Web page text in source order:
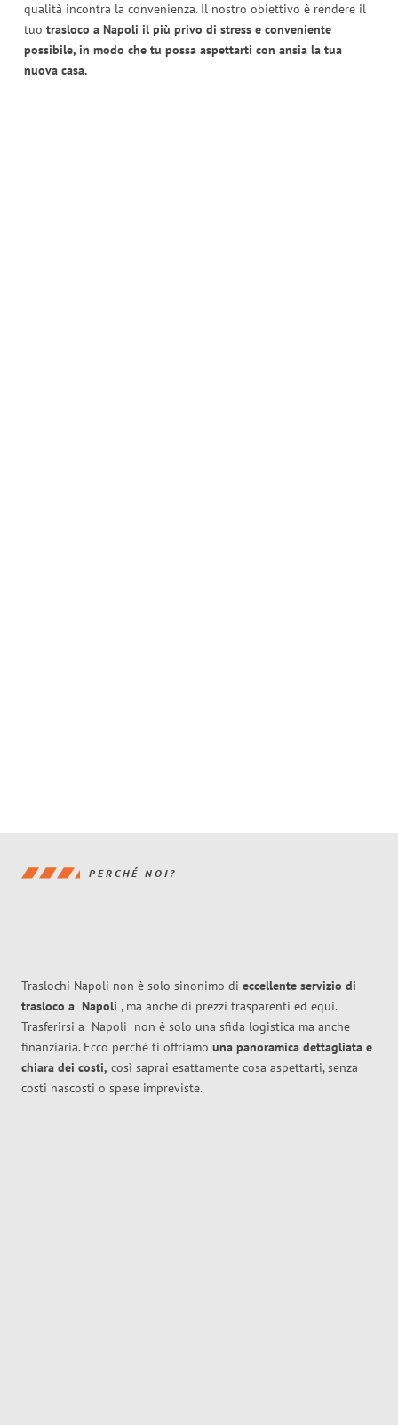
qualità incontra la convenienza. Il nostro obiettivo è rendere il
tuo trasloco a Napoli il più privo di stress e conveniente
possibile, in modo che tu possa aspettarti con ansia la tua
nuova casa.
PERCHÉ NOI?
Traslochi Napoli non è solo sinonimo di eccellente servizio di
trasloco a Napoli , ma anche di prezzi trasparenti ed equi.
Trasferirsi a Napoli non è solo una sfida logistica ma anche
finanziaria. Ecco perché ti offriamo una panoramica dettagliata e
chiara dei costi, così saprai esattamente cosa aspettarti, senza
costi nascosti o spese impreviste.